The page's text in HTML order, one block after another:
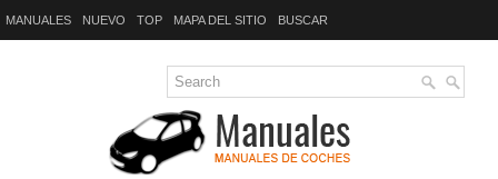
MANUALES NUEVO TOP MAPA DEL SITIO BUSCAR